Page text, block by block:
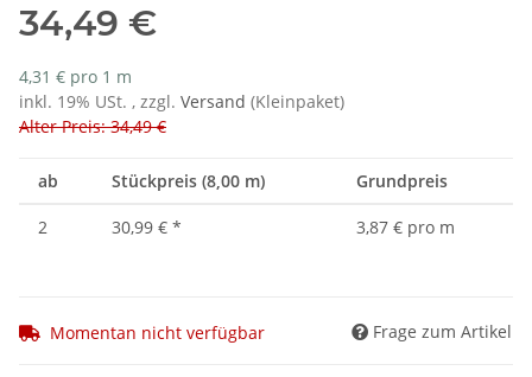
34,49 €
4,31 € pro 1 m
inkl. 19% USt. , zzgl. Versand (Kleinpaket)
Alter Preis: 34,49 €
ab Stückpreis (8,00 m) Grundpreis
2 30,99 € * 3,87 € pro m
Momentan nicht verfügbar Frage zum Artikel